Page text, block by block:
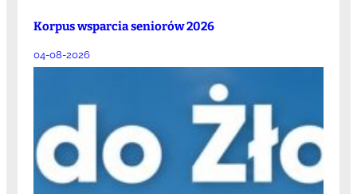
Korpus wsparcia seniorów 2026
04-08-2026